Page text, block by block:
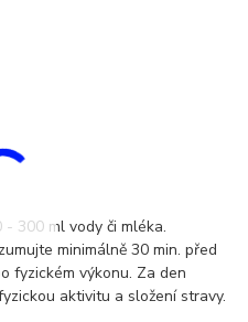
300 ml vody či mléka.
minimálně 30 min. před
fyzickém výkonu. Za den
aktivitu a složení stravy.